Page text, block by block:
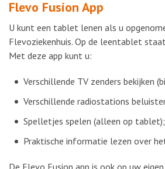
Flevo Fusion App
U kunt een tablet lenen als u
Flevoziekenhuis. Op de leentablet
Met deze app kunt u:
Verschillende TV zenders bekijken
Verschillende radiostations
Spelletjes spelen (alleen op tablet);
Praktische informatie lezen over
De Flevo Fusion app is ook op uw